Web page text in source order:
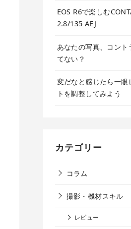
EOS R6で楽しむ
2.8/135 AEJ
あなたの写真、コン
てない？
変だなと感じたら一
トを調整してみよう
カテゴリー
コラム
撮影・機材スキル
レビュー